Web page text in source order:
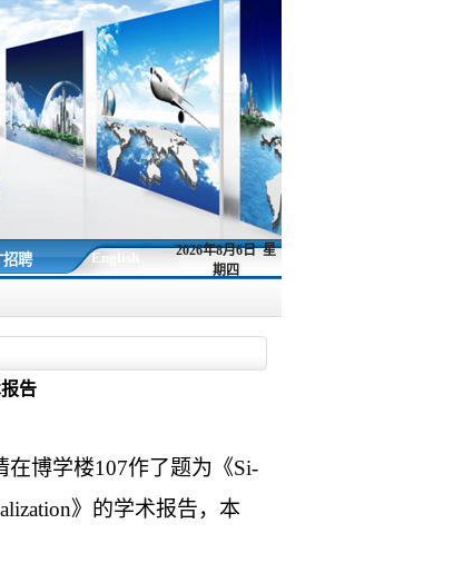
招聘 English
2026年8月6日 星
期四
告
在博学楼107作了题为《Si-
》的学术报告，本